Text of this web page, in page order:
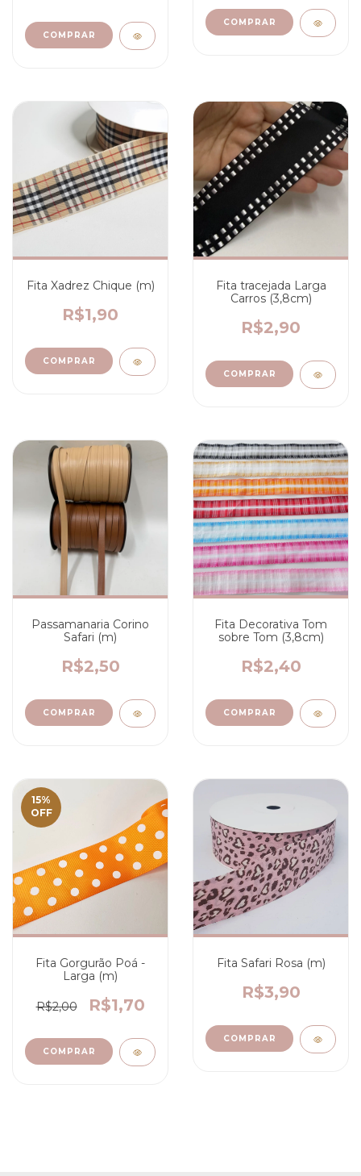
COMPRAR
Fita Xadrez Chique (m)
R$1,90
Fita tracejada Larga
Carros (3,8cm)
R$2,90
Passamanaria Corino
Safari (m)
R$2,50
COMPRAR
Fita Decorativa Tom
sobre Tom (3,8cm)
R$2,40
COMPRAR
15%
OFF
Fita Gorgurão Poá -
Larga (m)
R$2,00 R$1,70
COMPRAR
Fita Safari Rosa (m)
R$3,90